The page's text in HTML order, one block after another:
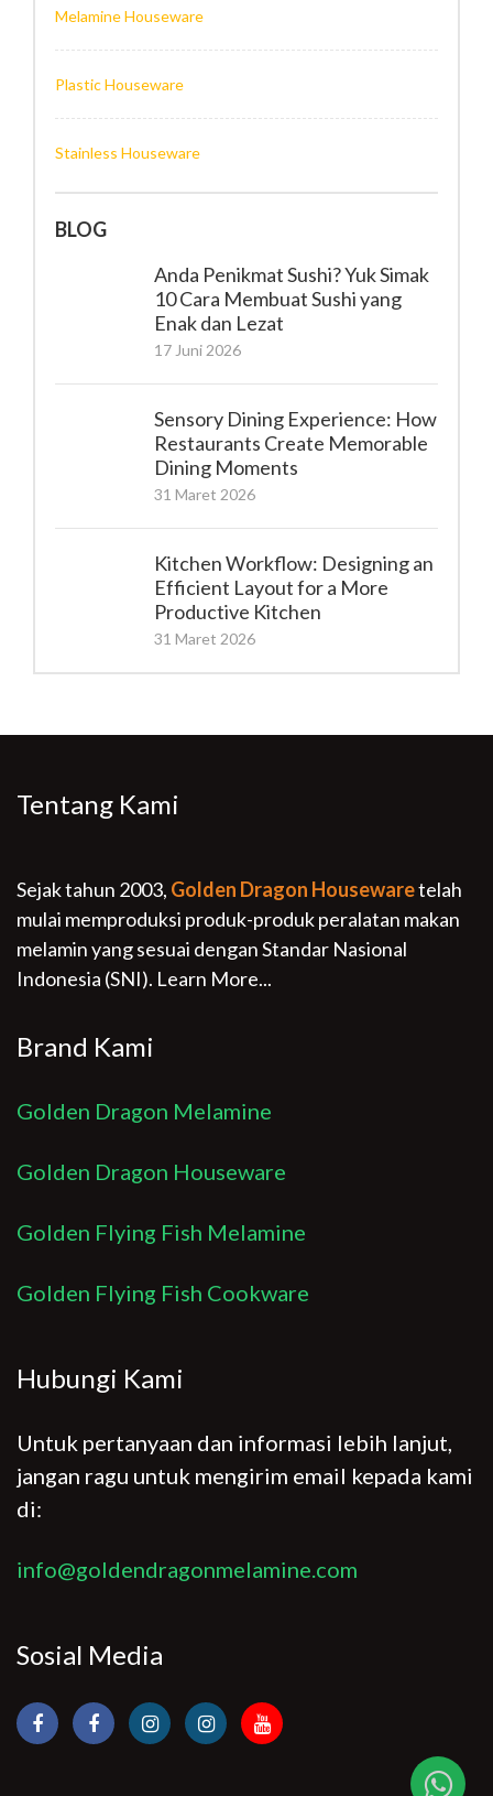
Melamine Houseware
Plastic Houseware
Stainless Houseware
BLOG
Anda Penikmat Sushi? Yuk Simak
10 Cara Membuat Sushi yang
Enak dan Lezat
17 Juni 2026
Sensory Dining Experience: How
Restaurants Create Memorable
Dining Moments
31 Maret 2026
Kitchen Workflow: Designing an
Efficient Layout for a More
Productive Kitchen
31 Maret 2026
Tentang Kami
Sejak tahun 2003, Golden Dragon Housewaretelah
mulai memproduksi produk-produk peralatan makan
melamin yang sesuai dengan Standar Nasional
Indonesia (SNI). Learn More...
Brand Kami
Golden Dragon Melamine
Golden Dragon Houseware
Golden Flying Fish Melamine
Golden Flying Fish Cookware
Hubungi Kami
Untuk pertanyaan dan informasi lebih lanjut,
jangan ragu untuk mengirim email kepada kami
di:
info@goldendragonmelamine.com
Sosial Media